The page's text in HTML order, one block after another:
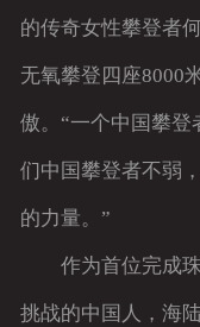
的传奇女性攀登者
无氧攀登四座8000
傲。“一个中国攀
们中国攀登者不弱
的力量。”
作为首位完成珠
挑战的中国人，海